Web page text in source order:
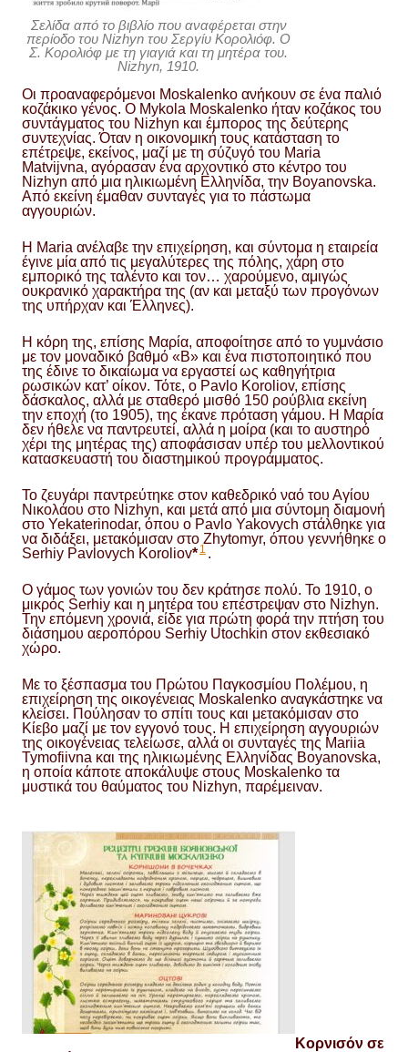
Σελίδα από το βιβλίο που αναφέρεται στην
περίοδο του Nizhyn του Σεργίυ Κορολιόφ. Ο
Σ. Κορολιόφ με τη γιαγιά και τη μητέρα του.
Nizhyn, 1910.
Οι προαναφερόμενοι Moskalenko ανήκουν σε ένα παλιό
κοζάκικο γένος. Ο Mykola Moskalenko ήταν κοζάκος του
συντάγματος του Nizhyn και έμπορος της δεύτερης
συντεχνίας. Όταν η οικονομική τους κατάσταση το
επέτρεψε, εκείνος, μαζί με τη σύζυγό του Maria
Matvijvna, αγόρασαν ένα αρχοντικό στο κέντρο του
Nizhyn από μια ηλικιωμένη Ελληνίδα, την Boyanovska.
Από εκείνη έμαθαν συνταγές για το πάστωμα
αγγουριών.
Η Maria ανέλαβε την επιχείρηση, και σύντομα η εταιρεία
έγινε μία από τις μεγαλύτερες της πόλης, χάρη στο
εμπορικό της ταλέντο και τον… χαρούμενο, αμιγώς
ουκρανικό χαρακτήρα της (αν και μεταξύ των προγόνων
της υπήρχαν και Έλληνες).
Η κόρη της, επίσης Μαρία, αποφοίτησε από το γυμνάσιο
με τον μοναδικό βαθμό «Β» και ένα πιστοποιητικό που
της έδινε το δικαίωμα να εργαστεί ως καθηγήτρια
ρωσικών κατ’ οίκον. Τότε, ο Pavlo Koroliov, επίσης
δάσκαλος, αλλά με σταθερό μισθό 150 ρούβλια εκείνη
την εποχή (το 1905), της έκανε πρόταση γάμου. Η Μαρία
δεν ήθελε να παντρευτεί, αλλά η μοίρα (και το αυστηρό
χέρι της μητέρας της) αποφάσισαν υπέρ του μελλοντικού
κατασκευαστή του διαστημικού προγράμματος.
Το ζευγάρι παντρεύτηκε στον καθεδρικό ναό του Αγίου
Νικολάου στο Nizhyn, και μετά από μια σύντομη διαμονή
στο Yekaterinodar, όπου ο Pavlo Yakovych στάλθηκε για
να διδάξει, μετακόμισαν στο Zhytomyr, όπου γεννήθηκε ο
Serhiy Pavlovych Koroliov* 1 .
Ο γάμος των γονιών του δεν κράτησε πολύ. Το 1910, ο
μικρός Serhiy και η μητέρα του επέστρεψαν στο Nizhyn.
Την επόμενη χρονιά, είδε για πρώτη φορά την πτήση του
διάσημου αεροπόρου Serhiy Utochkin στον εκθεσιακό
χώρο.
Με το ξέσπασμα του Πρώτου Παγκοσμίου Πολέμου, η
επιχείρηση της οικογένειας Moskalenko αναγκάστηκε να
κλείσει. Πούλησαν το σπίτι τους και μετακόμισαν στο
Κίεβο μαζί με τον εγγονό τους. Η επιχείρηση αγγουριών
της οικογένειας τελείωσε, αλλά οι συνταγές της Mariia
Tymofiivna και της ηλικιωμένης Ελληνίδας Boyanovska,
η οποία κάποτε αποκάλυψε στους Moskalenko τα
μυστικά του θαύματος του Nizhyn, παρέμειναν.
Κορνισόν σε